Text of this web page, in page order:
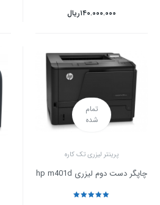
ریال۱۴۰.۰۰۰.۰۰۰
تمام
شده
پرینتر لیزری تک کاره
چاپگر دست دوم لیزری hp m401d